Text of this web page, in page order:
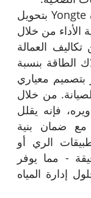
تقوم آلة الأنابيب المطاطية النفاذة Yongte بتحويل
الأداء من خلال
العمالة
الطاقة بنسبة
بتصميم معياري
من خلال
فإنه يقلل
مع ضمان بنية
الري أو
- مما يوفر
إدارة المياه